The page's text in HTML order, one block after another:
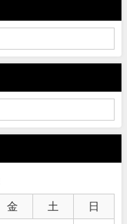
金 土 日